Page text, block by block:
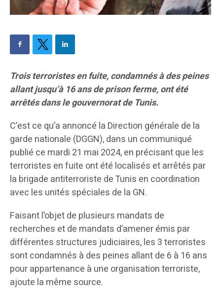
Trois terroristes en fuite, condamnés à des peines
allant jusqu’à 16 ans de prison ferme, ont été
arrêtés dans le gouvernorat de Tunis.
C’est ce qu’a annoncé la Direction générale de la
garde nationale (DGGN), dans un communiqué
publié ce mardi 21 mai 2024, en précisant que les
terroristes en fuite ont été localisés et arrêtés par
la brigade antiterroriste de Tunis en coordination
avec les unités spéciales de la GN.
Faisant l’objet de plusieurs mandats de
recherches et de mandats d’amener émis par
différentes structures judiciaires, les 3 terroristes
sont condamnés à des peines allant de 6 à 16 ans
pour appartenance à une organisation terroriste,
ajoute la même source.